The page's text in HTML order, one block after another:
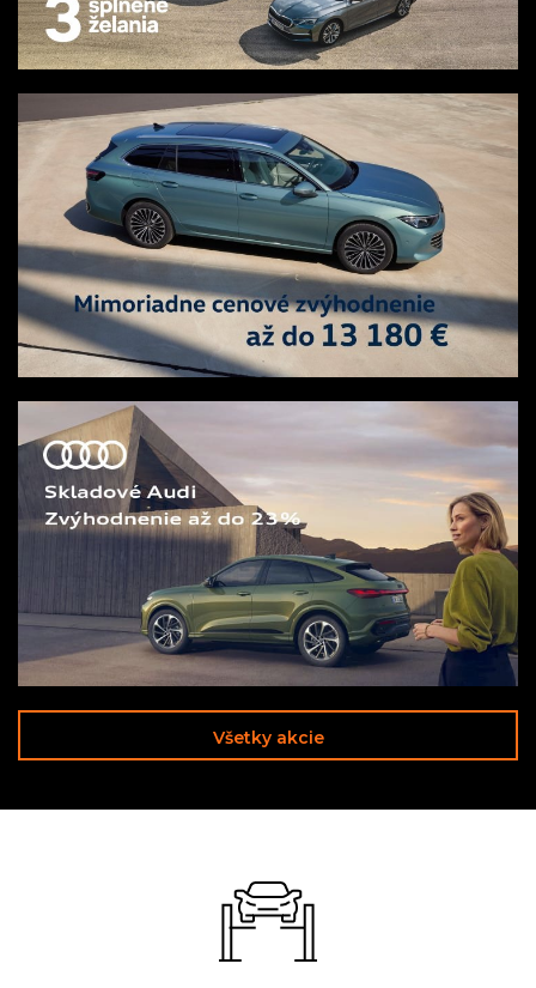
Všetky akcie